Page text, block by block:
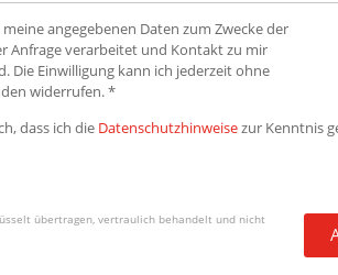
meine angegebenen Daten zum Zwecke der
Anfrage verarbeitet und Kontakt zu mir
Die Einwilligung kann ich jederzeit ohne
widerrufen. *
dass ich die Datenschutzhinweisezur Kenntnis
übertragen, vertraulich behandelt und nicht